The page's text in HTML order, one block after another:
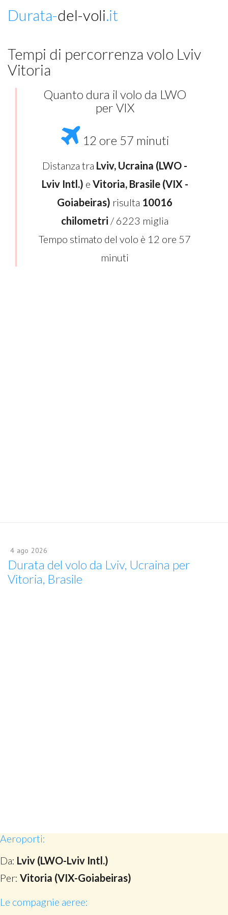
Durata-del-voli.it
Tempi di percorrenza volo Lviv
Vitoria
Quanto dura il volo da LWO
per VIX
12 ore 57 minuti
Distanza tra Lviv, Ucraina (LWO -
Lviv Intl.) e Vitoria, Brasile (VIX -
Goiabeiras) risulta 10016
chilometri / 6223 miglia
Tempo stimato del volo è 12 ore 57
minuti
4 ago 2026
Durata del volo da Lviv, Ucraina per
Vitoria, Brasile
Aeroporti:
Da: Lviv (LWO-Lviv Intl.)
Per: Vitoria (VIX-Goiabeiras)
Le compagnie aeree: